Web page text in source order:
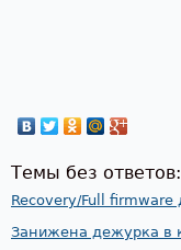
Темы без ответов:
Recovery/Full firmware
Занижена дежурка в